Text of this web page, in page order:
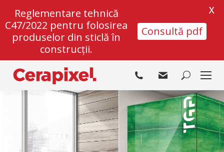
Search:
Reglementare tehnică
C47/2022 pentru folosirea
produselor din sticlă în
construcții.
Consultă pdf
X